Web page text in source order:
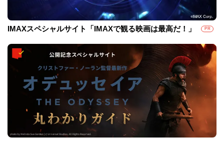
IMAXスペシャルサイト「IMAXで観る映画は最高だ！」 PR